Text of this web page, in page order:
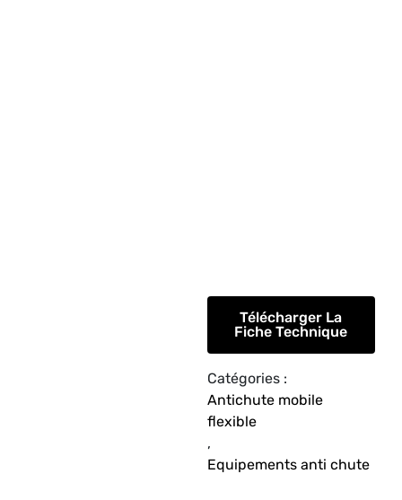
Télécharger La
Fiche Technique
Catégories :
Antichute mobile
flexible
,
Equipements anti chute